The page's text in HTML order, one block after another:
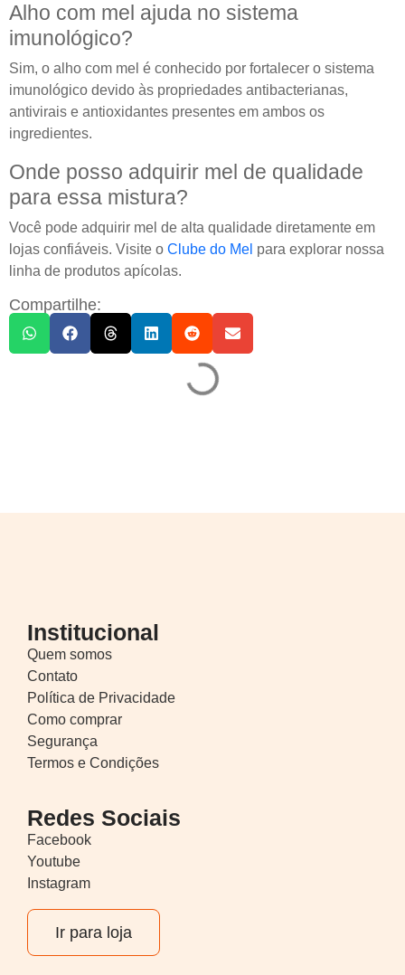
Alho com mel ajuda no sistema
imunológico?
Sim, o alho com mel é conhecido por fortalecer o sistema
imunológico devido às propriedades antibacterianas,
antivirais e antioxidantes presentes em ambos os
ingredientes.
Onde posso adquirir mel de qualidade
para essa mistura?
Você pode adquirir mel de alta qualidade diretamente em
lojas confiáveis. Visite o Clube do Mel para explorar nossa
linha de produtos apícolas.
Compartilhe:
Institucional
Quem somos
Contato
Política de Privacidade
Como comprar
Segurança
Termos e Condições
Redes Sociais
Facebook
Youtube
Instagram
Ir para loja